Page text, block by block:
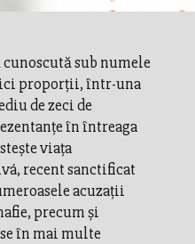
sub numele
proporţii, într-una
de zeci de
în întreaga
viaţa
recent sanctificat
acuzaţii
precum şi
în mai multe